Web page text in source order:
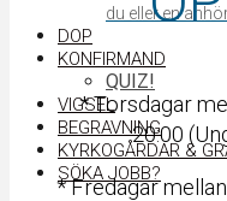
du eller en
DOP
KONFIRMAND
QUIZ!
VIGSEL
BEGRAVNING
KYRKOGÅRDAR &
SÖKA JOBB?
* Torsdagar
20:00
* Fredagar